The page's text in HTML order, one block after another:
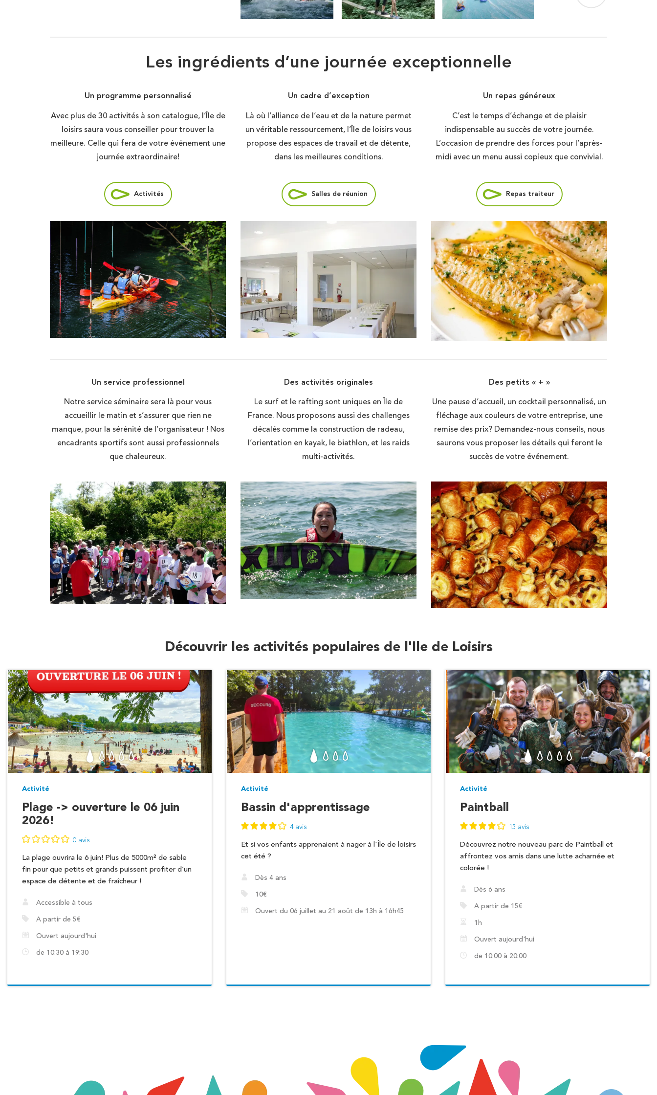
Les ingrédients d’une journée exceptionnelle
Un programme personnalisé
Avec plus de 30 activités à son catalogue, l’Île de
loisirs saura vous conseiller pour trouver la
meilleure. Celle qui fera de votre événement une
journée extraordinaire!
Activités
Un cadre d’exception
Là où l’alliance de l’eau et de la nature permet
un véritable ressourcement, l’Île de loisirs vous
propose des espaces de travail et de détente,
dans les meilleures conditions.
Salles de réunion
Un repas généreux
C’est le temps d’échange et de plaisir
indispensable au succès de votre journée.
L’occasion de prendre des forces pour l’après-
midi avec un menu aussi copieux que convivial.
Repas traiteur
Un service professionnel
Notre service séminaire sera là pour vous
accueillir le matin et s’assurer que rien ne
manque, pour la sérénité de l’organisateur ! Nos
encadrants sportifs sont aussi professionnels
que chaleureux.
Des activités originales
Le surf et le rafting sont uniques en Île de
France. Nous proposons aussi des challenges
décalés comme la construction de radeau,
l’orientation en kayak, le biathlon, et les raids
multi-activités.
Des petits « + »
Une pause d’accueil, un cocktail personnalisé, un
fléchage aux couleurs de votre entreprise, une
remise des prix? Demandez-nous conseils, nous
saurons vous proposer les détails qui feront le
succès de votre événement.
Découvrir les activités populaires de l'Ile de Loisirs
Activité
Plage -> ouverture le 06 juin
2026!
0 avis
La plage ouvrira le 6 juin! Plus de 5000m² de sable
fin pour que petits et grands puissent profiter d’un
espace de détente et de fraîcheur !
Accessible à tous
A partir de 5€
Ouvert aujourd'hui
de 10:30 à 19:30
Activité
Bassin d'apprentissage
4 avis
Et si vos enfants apprenaient à nager à l'Île de loisirs
cet été ?
Dès 4 ans
10€
Ouvert du 06 juillet au 21 août de 13h à 16h45
Activité
Paintball
15 avis
Découvrez notre nouveau parc de Paintball et
affrontez vos amis dans une lutte acharnée et
colorée !
Dès 6 ans
A partir de 15€
1h
Ouvert aujourd'hui
de 10:00 à 20:00